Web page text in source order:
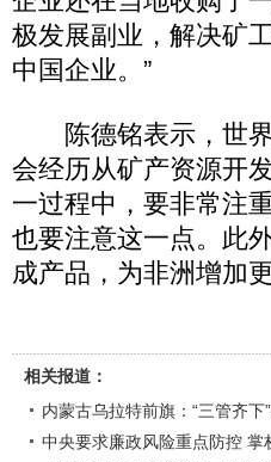
极发展副业，解决矿
中国企业。”
陈德铭表示，世界
会经历从矿产资源开
一过程中，要非常注
也要注意这一点。此
成产品，为非洲增加
相关报道：
内蒙古乌拉特前旗：“三管齐
中央要求廉政风险重点防控 掌